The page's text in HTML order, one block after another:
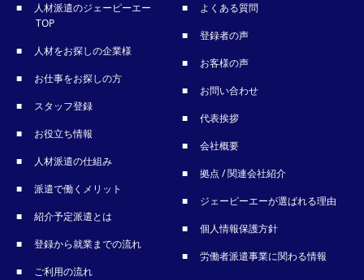
人材派遣のジェーピーエー
TOP
人材をお探しの企業様
お仕事をお探しの方
スタッフ登録
お役立ち情報
人材派遣の仕組み
派遣で働くメリット
紹介予定派遣とは
登録から就業までの流れ
ご利用の流れ
よくある質問
登録者の声
お客様の声
お問い合わせ
代表挨拶
会社概要
拠点 / 関連会社紹介
ジェーピーエーが選ばれる理由
個人情報保護方針
労働者派遣事業に関わる情報